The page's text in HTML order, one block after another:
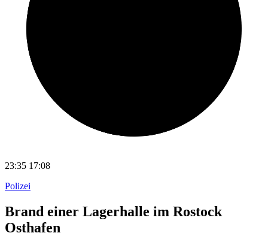
23:35 17:08
Polizei
Brand einer Lagerhalle im Rostock
Osthafen